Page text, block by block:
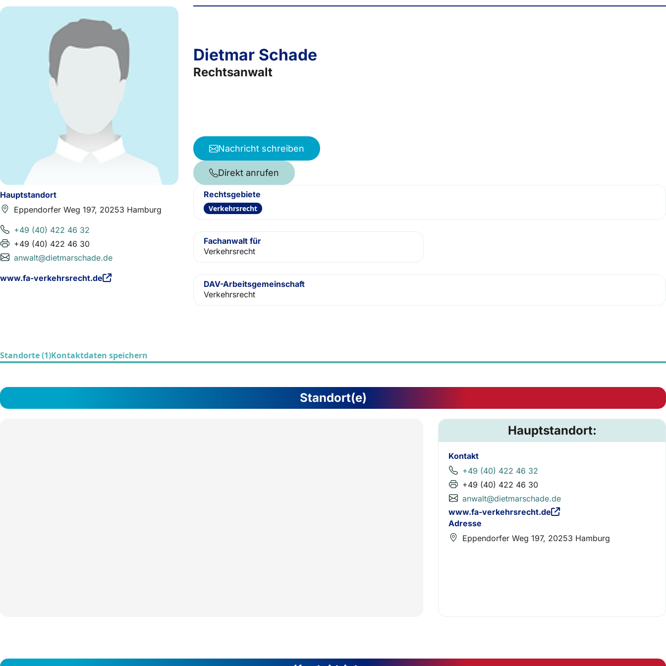
Hauptstandort
Eppendorfer Weg 197, 20253 Hamburg
+49 (40) 422 46 32
+49 (40) 422 46 30
anwalt@dietmarschade.de
www.fa-verkehrsrecht.de
Dietmar Schade
Rechtsanwalt
Nachricht schreiben
Direkt anrufen
Rechtsgebiete
Verkehrsrecht
Fachanwalt für
Verkehrsrecht
DAV-Arbeitsgemeinschaft
Verkehrsrecht
Standorte (1)Kontaktdaten speichern
Standort(e)
Hauptstandort:
Kontakt
+49 (40) 422 46 32
+49 (40) 422 46 30
anwalt@dietmarschade.de
www.fa-verkehrsrecht.de
Adresse
Eppendorfer Weg 197, 20253 Hamburg